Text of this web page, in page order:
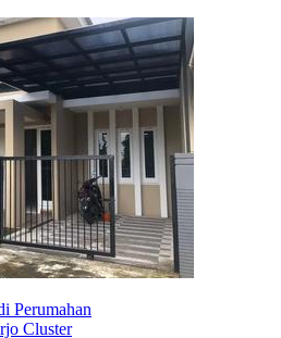
Perumahan
Cluster